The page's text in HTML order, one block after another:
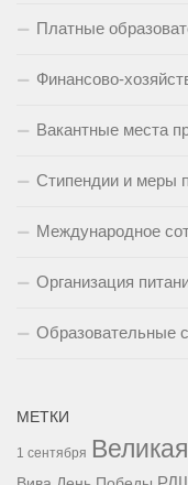
Платные
Финансово-
Вакантные места
Стипендии и меры
Международное
Организация
Образовательные
МЕТКИ
1 сентября